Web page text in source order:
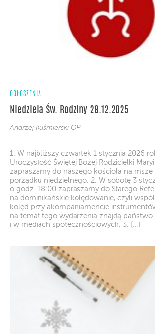
OGŁOSZENIA
Niedziela Św. Rodziny 28.12.2025
Andrzej Kuśmierski OP
1. W najbliższy czwartek 1 stycznia 2026
Uroczystość Świętej Bożej Rodzicielki
zapraszamy do naszego kościoła na msze
porządku niedzielnego. 2. W sobotę 3
o godz. 18:00 zapraszamy do Starego
na dominikańskie kolędowanie, czyli
kolęd przy akompaniamencie
na temat tego wydarzenia znajdą
i w mediach społecznościowych. 3. […]